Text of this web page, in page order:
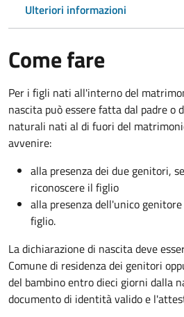
Ulteriori informazioni
Come fare
Per i figli nati all'interno del
nascita può essere fatta dal padre o
naturali nati al di fuori del
avvenire:
alla presenza dei due genitori,
riconoscere il figlio
alla presenza dell'unico
figlio.
La dichiarazione di nascita deve
Comune di residenza dei genitori
del bambino entro dieci giorni dalla
documento di identità valido e